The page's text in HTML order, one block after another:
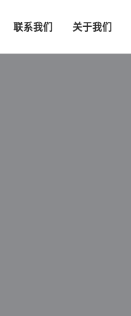
联系我们 关于我们